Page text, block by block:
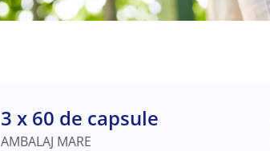
3 x 60 de capsule
AMBALAJ MARE